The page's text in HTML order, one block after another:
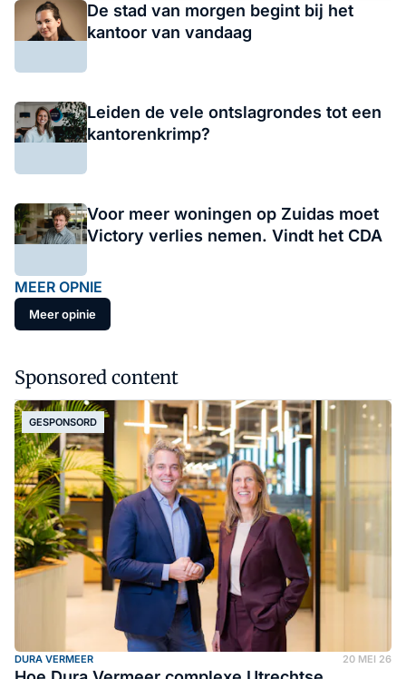
De stad van morgen begint bij het
kantoor van vandaag
Leiden de vele ontslagrondes tot een
kantorenkrimp?
Voor meer woningen op Zuidas moet
Victory verlies nemen. Vindt het CDA
MEER OPNIE
Meer opinie
Sponsored content
GESPONSORD
DURA VERMEER 20 MEI 26